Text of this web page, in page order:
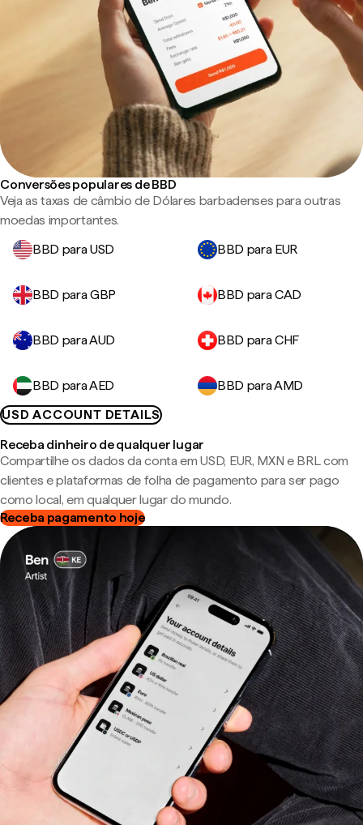
Conversões populares de BBD
Veja as taxas de câmbio de Dólares barbadenses para outras
moedas importantes.
BBD para USD
BBD para EUR
BBD para GBP BBD para CAD
BBD para AUD BBD para CHF
BBD para AED
BBD para AMD
USD ACCOUNT DETAILS
Receba dinheiro de qualquer lugar
Compartilhe os dados da conta em USD, EUR, MXN e BRL com
clientes e plataformas de folha de pagamento para ser pago
como local, em qualquer lugar do mundo.
Receba pagamento hoje